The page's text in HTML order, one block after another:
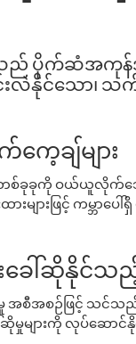
သည် ပိုက်ဆံအကုန်အ
င်းလဲနိုင်သော၊
ေ့ချ်များ
စ်ခုခုကို ဝယ်ယူလိုက်သေ
းများဖြင့် ကမ္ဘာ
ခေါ်ဆိုနိုင်သ
မှု အစီအစဉ်ဖြင့် သင်သ
ဆိုမှုများကို လုပ်ဆော